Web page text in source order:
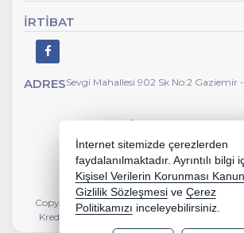
İRTİBAT
ADRESSevgi Mahallesi 902 Sk No:2 Gaziemir
Copyright 2026 kalyoncunalburiye.com -
Kredi kartı bilgileriniz 256bit SSL sertifikası
İnternet sitemizde çerezlerden
faydalanılmaktadır. Ayrıntılı bilgi
Kişisel Verilerin Korunması
Gizlilik Sözleşmesi ve Çerez
Politikamızı inceleyebilirsiniz.